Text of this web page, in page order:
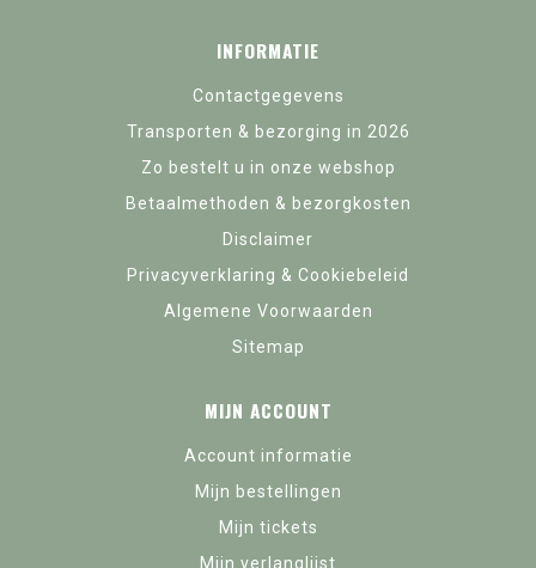
INFORMATIE
Contactgegevens
Transporten & bezorging in 2026
Zo bestelt u in onze webshop
Betaalmethoden & bezorgkosten
Disclaimer
Privacyverklaring & Cookiebeleid
Algemene Voorwaarden
Sitemap
MIJN ACCOUNT
Account informatie
Mijn bestellingen
Mijn tickets
Mijn verlanglijst